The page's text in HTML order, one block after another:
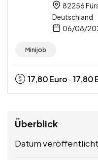
82256
Deutschland
06/08/
Minijob
17,80Euro -17,80
Überblick
Datum veröffentlicht